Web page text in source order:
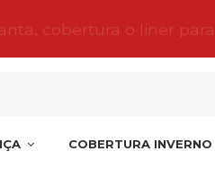
cobertura o liner
COBERTURA INVERNO